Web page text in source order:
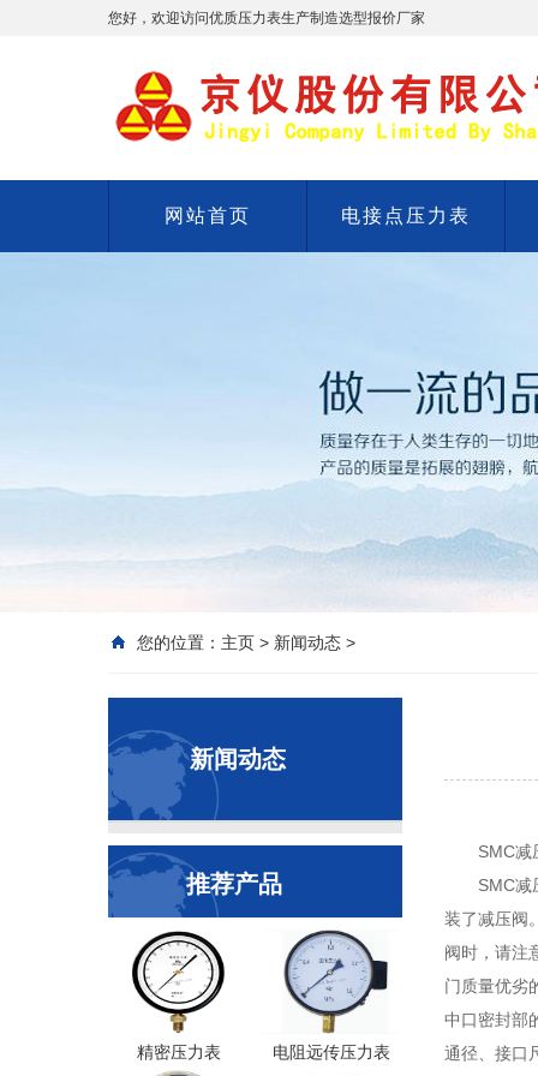
您好，欢迎访问优质压力表生产制造选型报价厂家
网站首页 电接点压力表
您的位置： 主页 > 新闻动态 >
新闻动态
推荐产品
精密压力表 电阻远传压力表
SMC减
SMC减
装了减压阀
阀时，请注
门质量优劣
中口密封部
通径、接口